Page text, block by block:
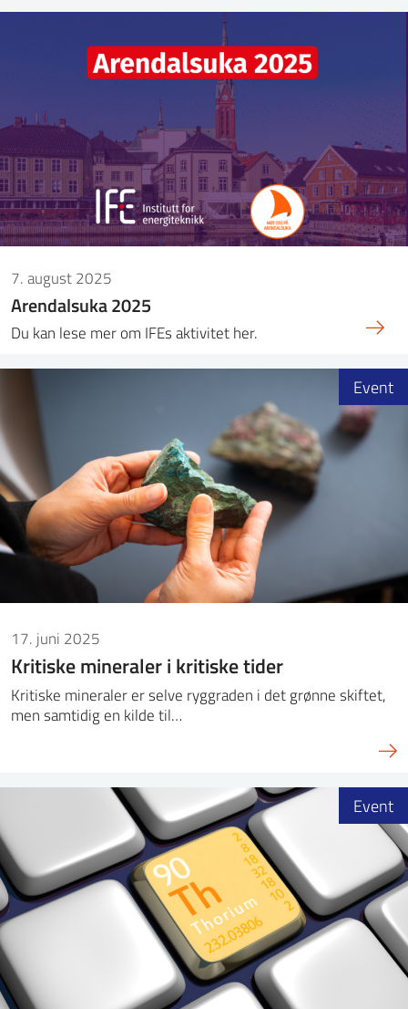
7. august 2025
Arendalsuka 2025
Du kan lese mer om IFEs aktivitet her.
17. juni 2025
Kritiske mineraler i kritiske tider
Kritiske mineraler er selve ryggraden i det grønne skiftet,
men samtidig en kilde til…
Event
Event